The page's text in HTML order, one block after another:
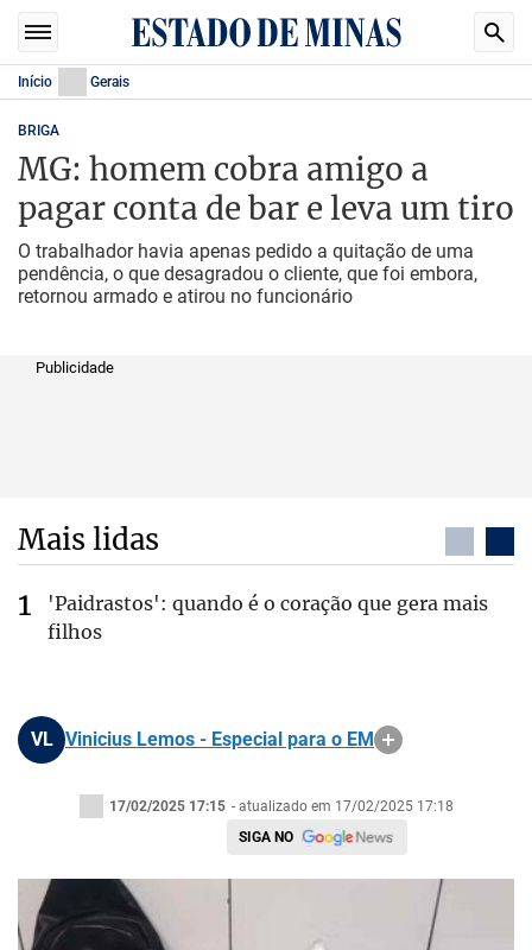
Início Gerais
BRIGA
MG: homem cobra amigo a
pagar conta de bar e leva um tiro
O trabalhador havia apenas pedido a quitação de uma
pendência, o que desagradou o cliente, que foi embora,
retornou armado e atirou no funcionário
Publicidade
Mais lidas
'Paidrastos': quando é o coração que gera mais
filhos
VL Vinicius Lemos - Especial para o EM
17/02/2025 17:15 - atualizado em 17/02/2025 17:18
SIGA NO